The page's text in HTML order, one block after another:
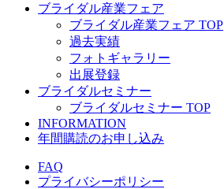
ブライダル産業フェア
ブライダル産業フェア TOP
過去実績
フォトギャラリー
出展登録
ブライダルセミナー
ブライダルセミナー TOP
INFORMATION
年間購読のお申し込み
FAQ
プライバシーポリシー